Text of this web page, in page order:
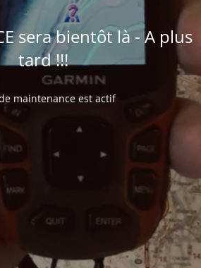
sera bientôt là - A plus
tard !!!
maintenance est actif